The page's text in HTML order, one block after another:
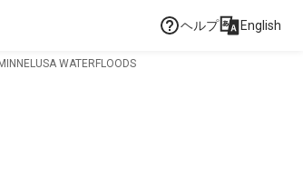
ヘルプ English
WATERFLOODS